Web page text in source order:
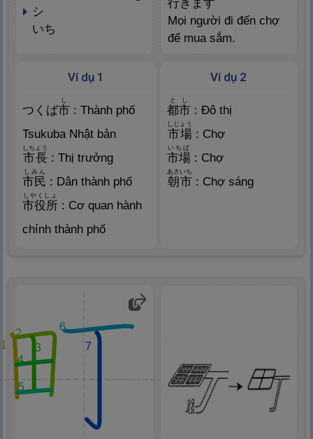
行
HẠNG
きます
Mọi người đi đến chợ
để mua sắm.
シ
いち
Ví dụ 1
つくば市
Nghĩa: Chợ
し
: Thành phố
Tsukuba Nhật bản
市
Nghĩa: Chợ
長
TRƯỚNG
しちょう
: Thị trưởng
市
Nghĩa: Chợ
民
しみん
: Dân thành phố
市
Nghĩa: Chợ
役
Nghĩa: Chiến đấu, phục dịch,
所
Nghĩa: Nơi, chốn
しやくしょ
: Cơ quan hành
chính thành phố
Ví dụ 2
都市
とし
: Đô thị
市場
しじょう
: Chợ
市場
いちば
: Chợ
朝市
あさいち
: Chợ sáng
1
2
3
4
5
6
7